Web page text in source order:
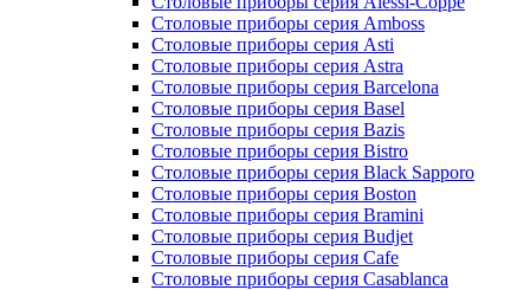
Столовые приборы серия Amboss
Столовые приборы серия Asti
Столовые приборы серия Astra
Столовые приборы серия Barcelona
Столовые приборы серия Basel
Столовые приборы серия Bazis
Столовые приборы серия Bistro
Столовые приборы серия Black Sapporo
Столовые приборы серия Boston
Столовые приборы серия Bramini
Столовые приборы серия Budjet
Столовые приборы серия Cafe
Столовые приборы серия Casablanca